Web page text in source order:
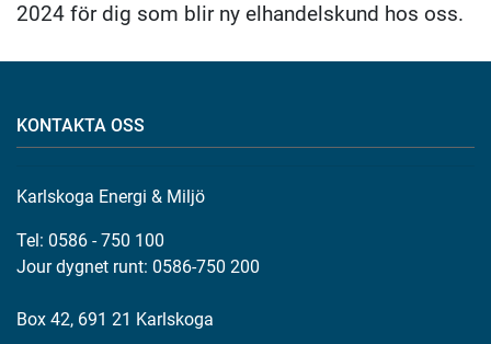
2024 för dig som blir ny elhandelskund hos oss.
KONTAKTA OSS
Karlskoga Energi & Miljö
Tel: 0586 - 750 100
Jour dygnet runt: 0586-750 200
Box 42, 691 21 Karlskoga